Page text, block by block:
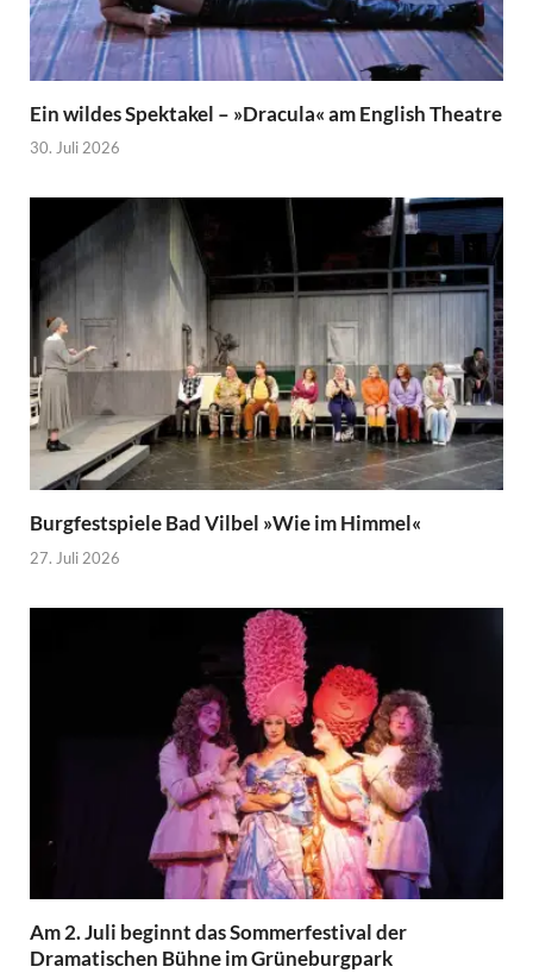
Ein wildes Spektakel – »Dracula« am English Theatre
30. Juli 2026
Burgfestspiele Bad Vilbel »Wie im Himmel«
27. Juli 2026
Am 2. Juli beginnt das Sommerfestival der
Dramatischen Bühne im Grüneburgpark